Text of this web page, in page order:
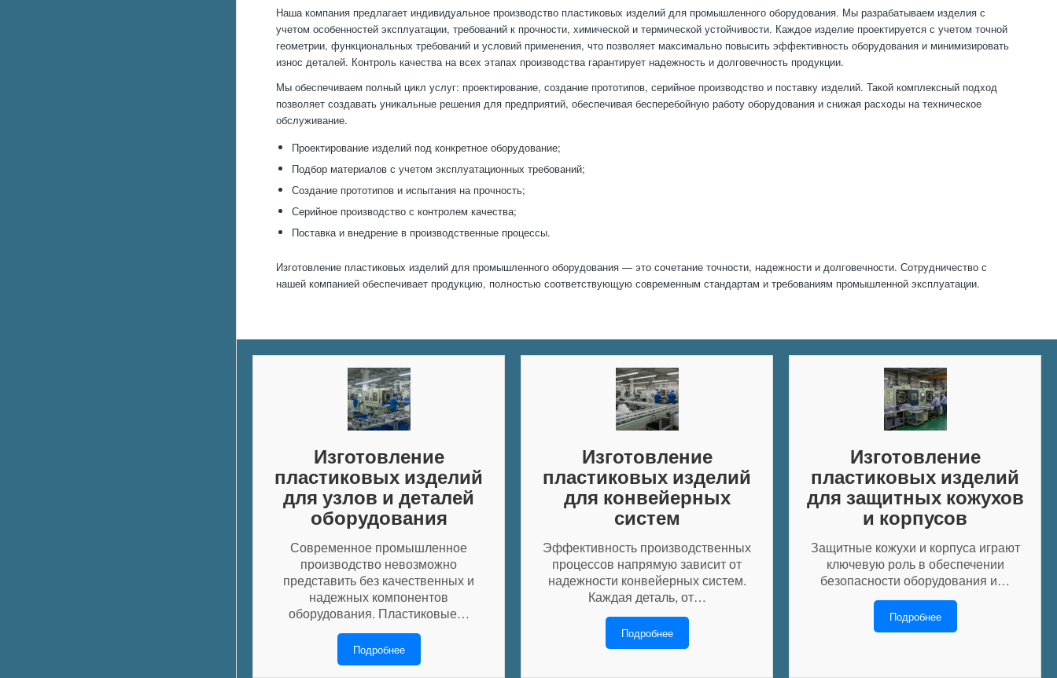
Наша компания предлагает индивидуальное производство пластиковых изделий для промышленного оборудования. Мы разрабатываем изделия с
учетом особенностей эксплуатации, требований к прочности, химической и термической устойчивости. Каждое изделие проектируется с учетом точной
геометрии, функциональных требований и условий применения, что позволяет максимально повысить эффективность оборудования и минимизировать
износ деталей. Контроль качества на всех этапах производства гарантирует надежность и долговечность продукции.
Мы обеспечиваем полный цикл услуг: проектирование, создание прототипов, серийное производство и поставку изделий. Такой комплексный подход
позволяет создавать уникальные решения для предприятий, обеспечивая бесперебойную работу оборудования и снижая расходы на техническое
обслуживание.
Проектирование изделий под конкретное оборудование;
Подбор материалов с учетом эксплуатационных требований;
Создание прототипов и испытания на прочность;
Серийное производство с контролем качества;
Поставка и внедрение в производственные процессы.
Изготовление пластиковых изделий для промышленного оборудования — это сочетание точности, надежности и долговечности. Сотрудничество с
нашей компанией обеспечивает продукцию, полностью соответствующую современным стандартам и требованиям промышленной эксплуатации.
Изготовление
пластиковых изделий
для узлов и деталей
оборудования
Современное промышленное
производство невозможно
представить без качественных и
надежных компонентов
оборудования. Пластиковые…
Подробнее
Изготовление
пластиковых изделий
для конвейерных
систем
Эффективность производственных
процессов напрямую зависит от
надежности конвейерных систем.
Каждая деталь, от…
Подробнее
Изготовление
пластиковых изделий
для защитных кожухов
и корпусов
Защитные кожухи и корпуса играют
ключевую роль в обеспечении
безопасности оборудования и…
Подробнее